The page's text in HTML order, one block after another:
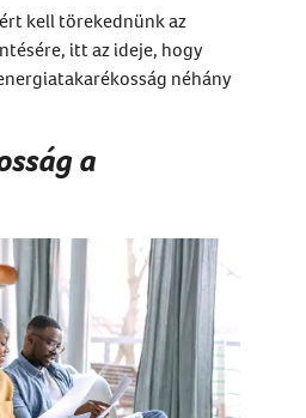
kell törekednünk az
itt az ideje, hogy
néhány
a